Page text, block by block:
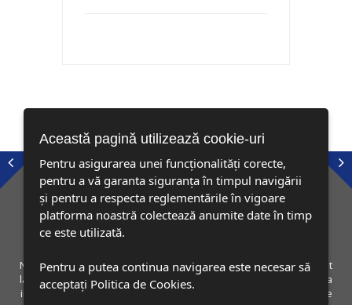
Nu poti descrie in cuvinte bucuria copiilor nostri cand au participat
la aceste evenimente, participand la categoria family am reusit sa
ii motivez sa faca sport mai mult. Aceste etape trebuie promovate
Această pagină utilizează cookie-uri
Pentru asigurarea unei funcționalități corecte,
pentru a vă garanta siguranța în timpul navigării
și pentru a respecta reglementările în vigoare
platforma noastră colectează anumite date în timp
ce este utilizată.
Pentru a putea continua navigarea este necesar să
acceptați Politica de Cookies.